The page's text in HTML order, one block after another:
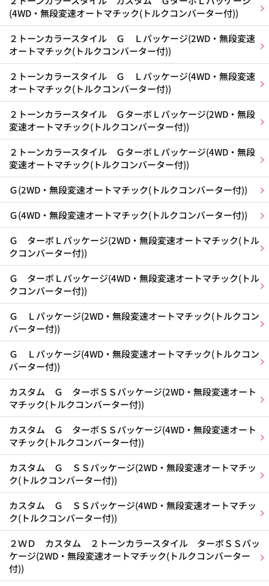
(4WD・無段変速オートマチック(トルクコンバーター付))
２トーンカラースタイル Ｇ Ｌパッケージ(2WD・無段変速
オートマチック(トルクコンバーター付))
２トーンカラースタイル Ｇ Ｌパッケージ(4WD・無段変速
オートマチック(トルクコンバーター付))
２トーンカラースタイル ＧターボＬパッケージ(2WD・無段
変速オートマチック(トルクコンバーター付))
２トーンカラースタイル ＧターボＬパッケージ(4WD・無段
変速オートマチック(トルクコンバーター付))
Ｇ(2WD・無段変速オートマチック(トルクコンバーター付))
Ｇ(4WD・無段変速オートマチック(トルクコンバーター付))
Ｇ ターボＬパッケージ(2WD・無段変速オートマチック(トル
クコンバーター付))
Ｇ ターボＬパッケージ(4WD・無段変速オートマチック(トル
クコンバーター付))
Ｇ Ｌパッケージ(2WD・無段変速オートマチック(トルクコン
バーター付))
Ｇ Ｌパッケージ(4WD・無段変速オートマチック(トルクコン
バーター付))
カスタム Ｇ ターボＳＳパッケージ(2WD・無段変速オート
マチック(トルクコンバーター付))
カスタム Ｇ ターボＳＳパッケージ(4WD・無段変速オート
マチック(トルクコンバーター付))
カスタム Ｇ ＳＳパッケージ(2WD・無段変速オートマチッ
ク(トルクコンバーター付))
カスタム Ｇ ＳＳパッケージ(4WD・無段変速オートマチッ
ク(トルクコンバーター付))
２ＷＤ カスタム ２トーンカラースタイル ターボＳＳパッ
ケージ(2WD・無段変速オートマチック(トルクコンバーター
付))